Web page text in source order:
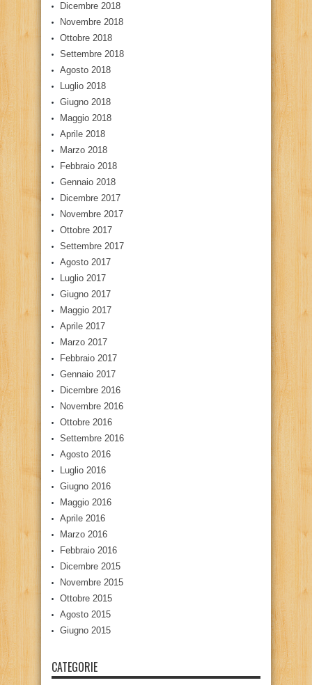
Dicembre 2018
Novembre 2018
Ottobre 2018
Settembre 2018
Agosto 2018
Luglio 2018
Giugno 2018
Maggio 2018
Aprile 2018
Marzo 2018
Febbraio 2018
Gennaio 2018
Dicembre 2017
Novembre 2017
Ottobre 2017
Settembre 2017
Agosto 2017
Luglio 2017
Giugno 2017
Maggio 2017
Aprile 2017
Marzo 2017
Febbraio 2017
Gennaio 2017
Dicembre 2016
Novembre 2016
Ottobre 2016
Settembre 2016
Agosto 2016
Luglio 2016
Giugno 2016
Maggio 2016
Aprile 2016
Marzo 2016
Febbraio 2016
Dicembre 2015
Novembre 2015
Ottobre 2015
Agosto 2015
Giugno 2015
CATEGORIE